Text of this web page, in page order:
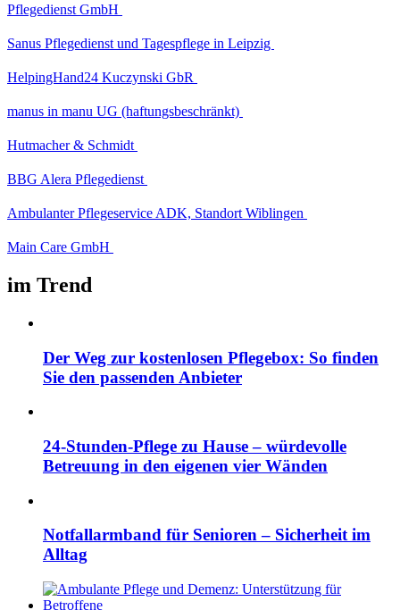
Pflegedienst GmbH
Sanus Pflegedienst und Tagespflege in Leipzig
HelpingHand24 Kuczynski GbR
manus in manu UG (haftungsbeschränkt)
Hutmacher & Schmidt
BBG Alera Pflegedienst
Ambulanter Pflegeservice ADK, Standort Wiblingen
Main Care GmbH
im Trend
Der Weg zur kostenlosen Pflegebox: So finden
Sie den passenden Anbieter
24-Stunden-Pflege zu Hause – würdevolle
Betreuung in den eigenen vier Wänden
Notfallarmband für Senioren – Sicherheit im
Alltag